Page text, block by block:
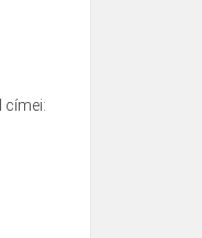
címei: